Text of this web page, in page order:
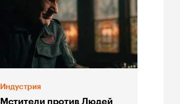
Индустрия
Мстители против Людей